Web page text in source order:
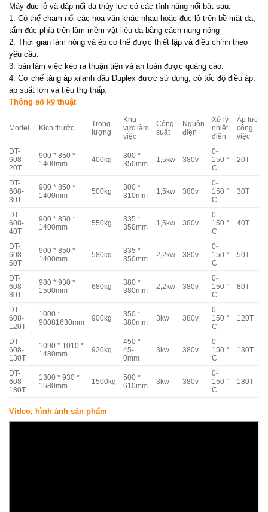
Máy đục lỗ và dập nổi da thủy lực có các tính năng nổi bật sau:
1. Có thể chạm nổi các hoa văn khác nhau hoặc đục lỗ trên bề mặt da,
tấm đúc phía trên làm mềm vật liệu da bằng cách nung nóng
2. Thời gian làm nóng và ép có thể được thiết lập và điều chỉnh theo
yêu cầu.
3. bàn làm việc kéo ra thuận tiện và an toàn được quảng cáo.
4. Cơ chế tăng áp xilanh dầu Duplex được sử dụng, có tốc độ điều áp,
áp suất lớn và tiêu thụ thấp.
Thông số kỹ thuật
Model Kích thước
Trọng
lượng
Khu
vực làm
việc
Công
suất
Nguồn
điện
Xử lý
nhiệt
điện
Áp lực
công
việc
DT-
608-
20T
900 * 850 *
1400mm
400kg
300 *
350mm
1,5kw 380v
0-
150 °
C
20T
DT-
608-
30T
900 * 850 *
1400mm
500kg
300 *
310mm
1,5kw 380v
0-
150 °
C
30T
DT-
608-
40T
900 * 850 *
1400mm
550kg
335 *
350mm
1,5kw 380v
0-
150 °
C
40T
DT-
608-
50T
900 * 850 *
1400mm
580kg
335 *
350mm
2,2kw 380v
0-
150 °
C
50T
DT-
608-
80T
980 * 930 *
1500mm
680kg
380 *
380mm
2,2kw 380v
0-
150 °
C
80T
DT-
608-
120T
1000 *
90081630mm
900kg
350 *
380mm
3kw 380v
0-
150 °
C
120T
DT-
608-
130T
1090 * 1010 *
1480mm
920kg
450 *
45-
0mm
3kw 380v
0-
150 °
C
130T
DT-
608-
180T
1300 * 930 *
1580mm
1500kg
500 *
610mm
3kw 380v
0-
150 °
C
180T
Video, hình ảnh sản phẩm